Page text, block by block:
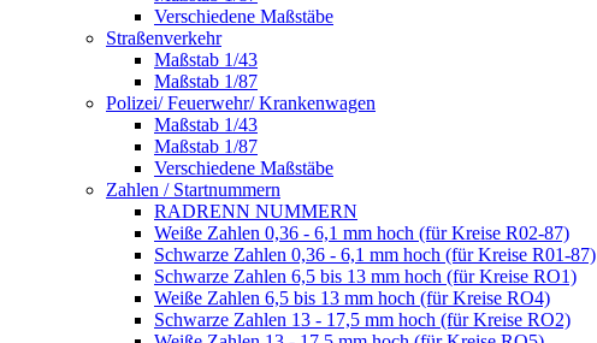
Verschiedene Maßstäbe
Straßenverkehr
Maßstab 1/43
Maßstab 1/87
Polizei/ Feuerwehr/ Krankenwagen
Maßstab 1/43
Maßstab 1/87
Verschiedene Maßstäbe
Zahlen / Startnummern
RADRENN NUMMERN
Weiße Zahlen 0,36 - 6,1 mm hoch (für Kreise R02-87)
Schwarze Zahlen 0,36 - 6,1 mm hoch (für Kreise R01-87)
Schwarze Zahlen 6,5 bis 13 mm hoch (für Kreise RO1)
Weiße Zahlen 6,5 bis 13 mm hoch (für Kreise RO4)
Schwarze Zahlen 13 - 17,5 mm hoch (für Kreise RO2)